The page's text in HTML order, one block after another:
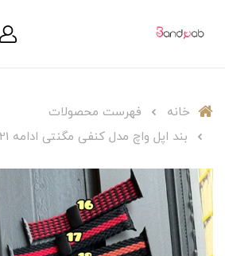
خانه
فهرست محصولات
بند اپل واچ مدل کنفی مگنتی ادامه BA1321